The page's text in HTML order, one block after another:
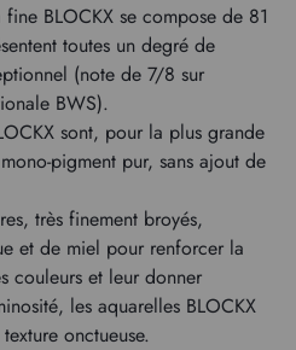
fine BLOCKX se compose de 81
toutes un degré de
(note de 7/8 sur
BWS).
sont, pour la plus grande
pigment pur, sans ajout de
très finement broyés,
et de miel pour renforcer la
couleurs et leur donner
les aquarelles BLOCKX
onctueuse.